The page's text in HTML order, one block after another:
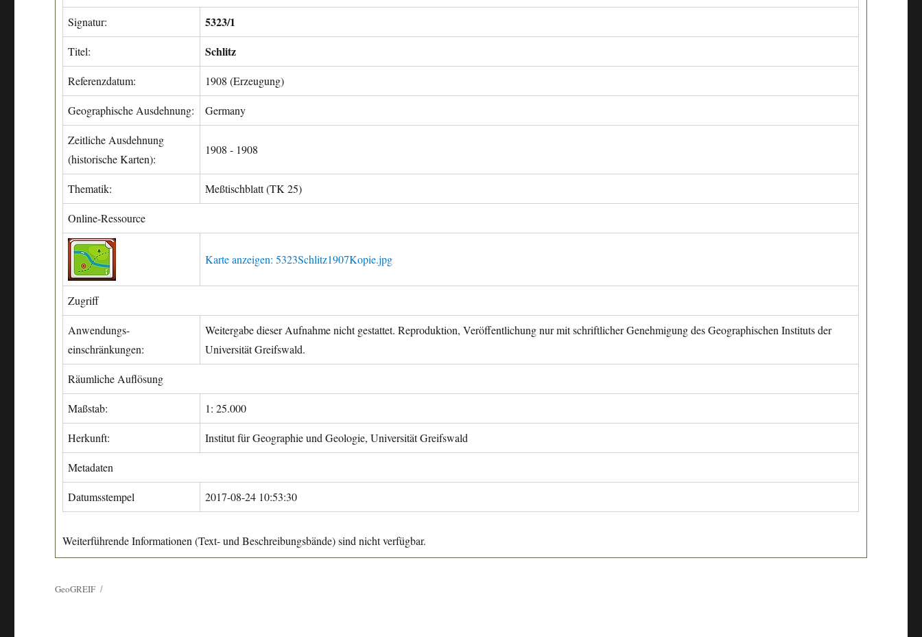
Signatur: 5323/1
Titel: Schlitz
Referenzdatum: 1908 (Erzeugung)
Geographische Ausdehnung: Germany
Zeitliche Ausdehnung
(historische Karten):
1908 - 1908
Thematik: Meßtischblatt (TK 25)
Online-Ressource
Karte anzeigen: 5323Schlitz1907Kopie.jpg
Zugriff
Anwendungs-
einschränkungen:
Weitergabe dieser Aufnahme nicht gestattet. Reproduktion, Veröffentlichung nur mit schriftlicher Genehmigung des Geographischen Instituts der
Universität Greifswald.
Räumliche Auflösung
Maßstab: 1: 25.000
Herkunft: Institut für Geographie und Geologie, Universität Greifswald
Metadaten
Datumsstempel 2017-08-24 10:53:30
Weiterführende Informationen (Text- und Beschreibungsbände) sind nicht verfügbar.
GeoGREIF